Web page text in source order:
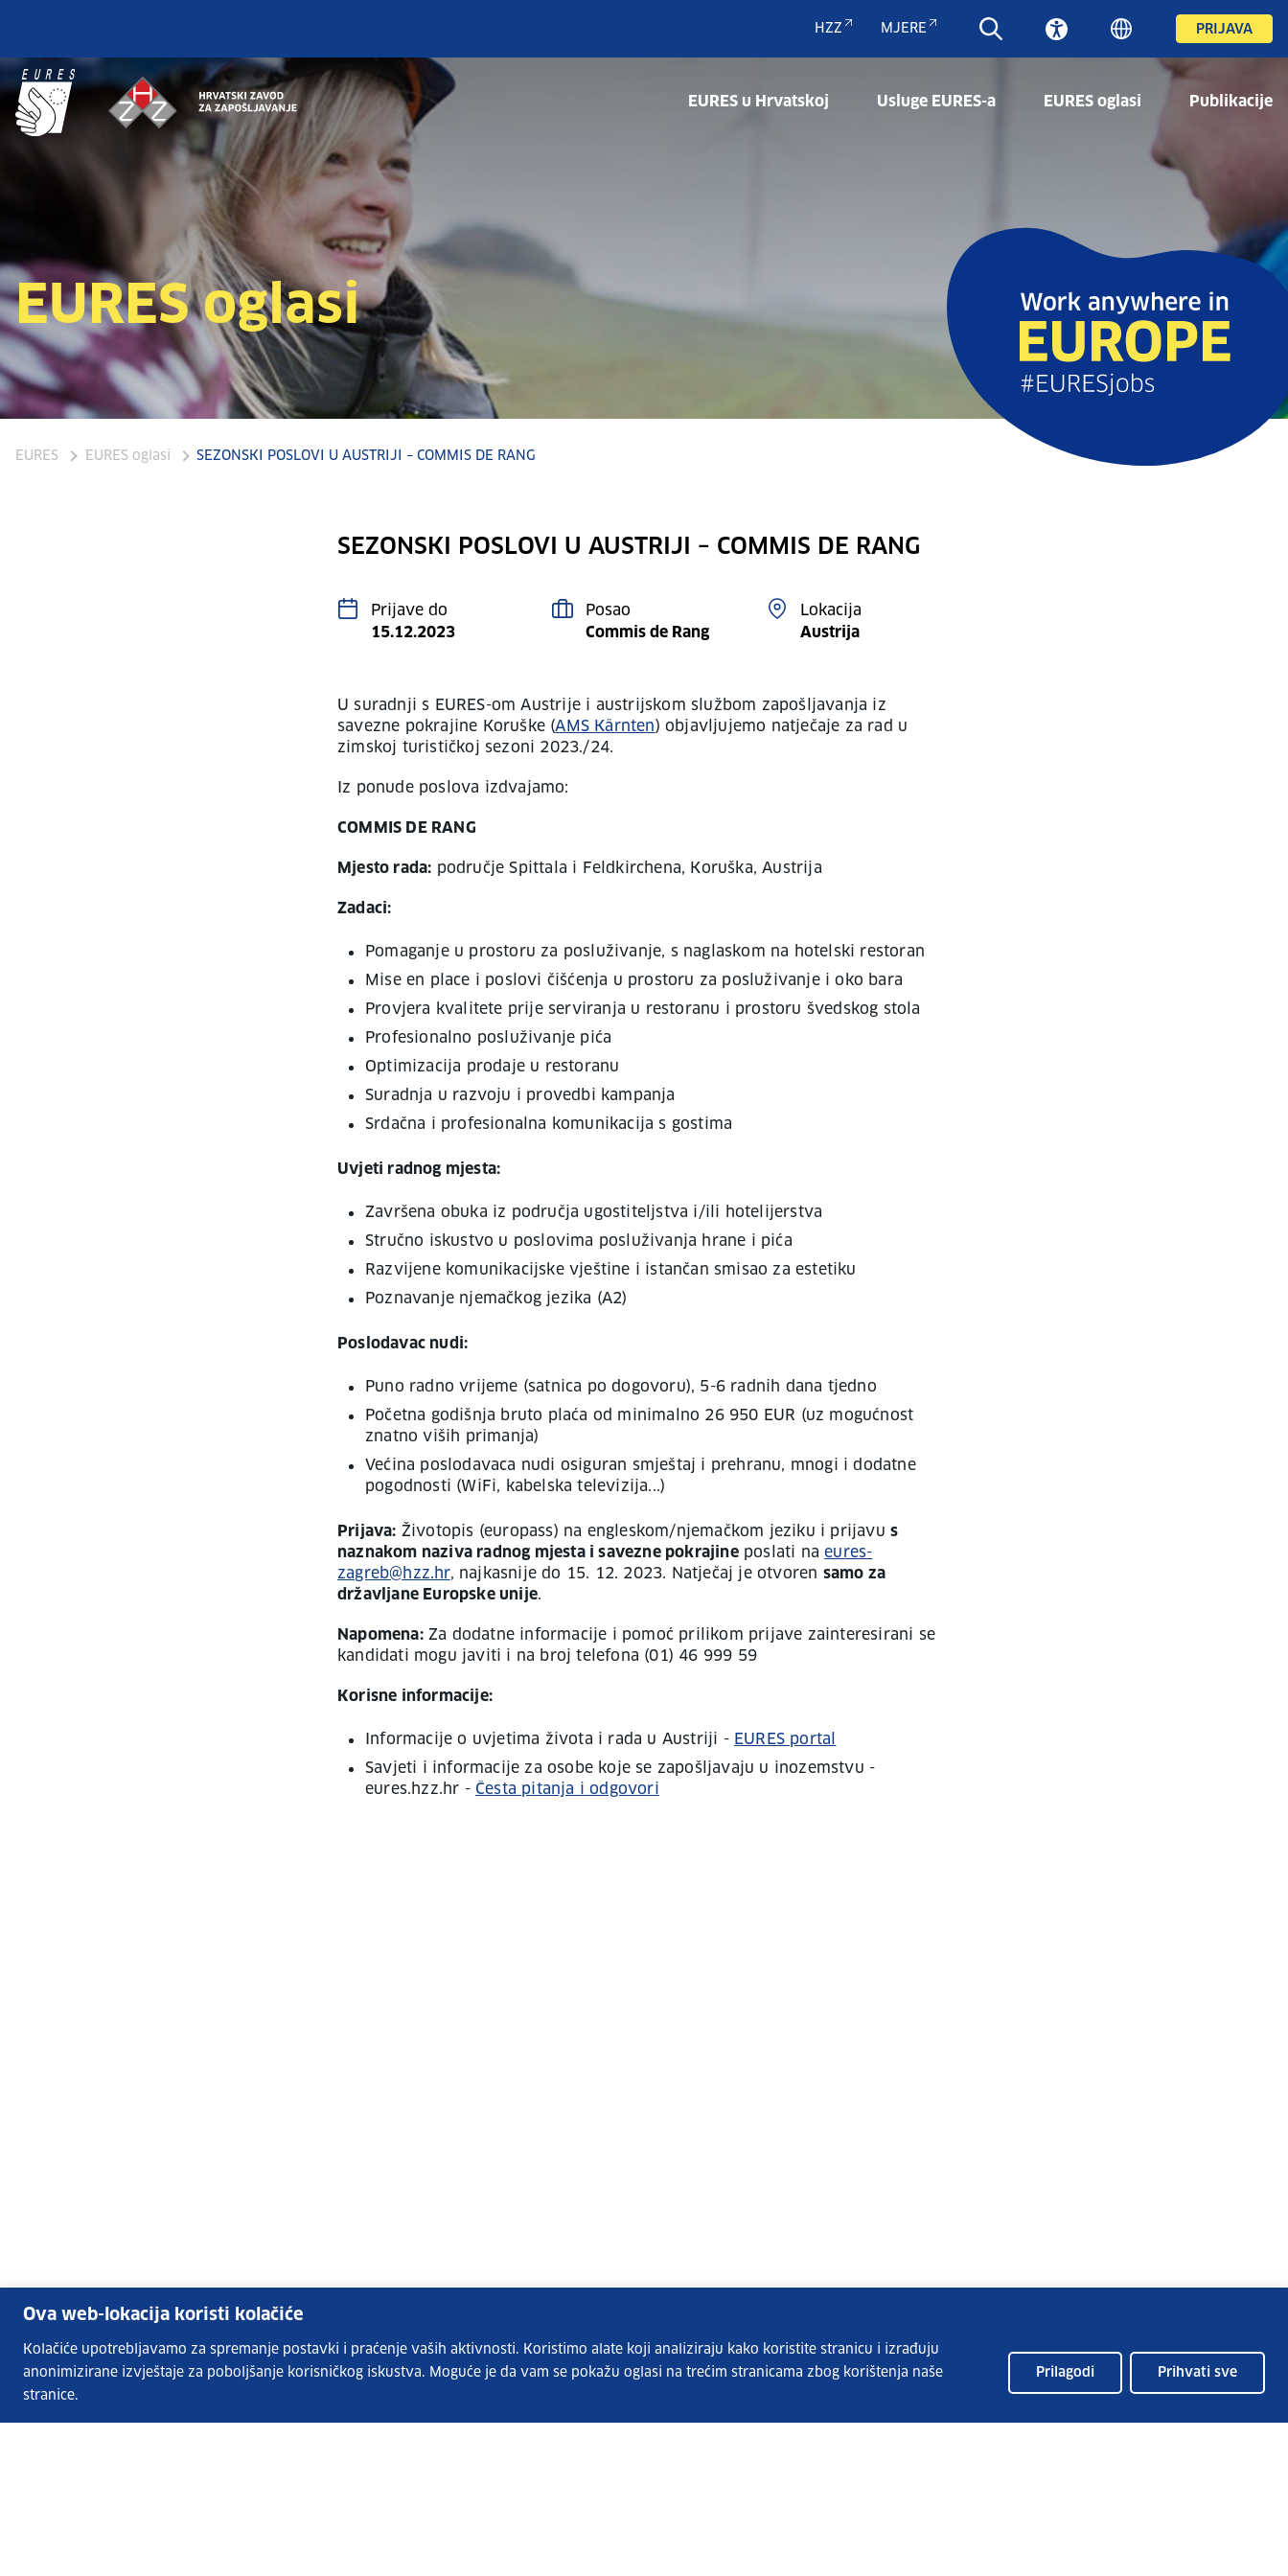
Ova web-lokacija koristi kolačiće
Kolačiće upotrebljavamo za spremanje postavki i praćenje vaših aktivnosti. Koristimo alate koji analiziraju kako koristite stranicu i izrađuju
anonimizirane izvještaje za poboljšanje korisničkog iskustva. Moguće je da vam se pokažu oglasi na trećim stranicama zbog korištenja naše
stranice.
Prilagodi Prihvati sve
HZZ MJERE PRIJAVA
EURES u Hrvatskoj Usluge EURES-a EURES oglasi Publikacije
EURES oglasi
EURES EURES oglasi SEZONSKI POSLOVI U AUSTRIJI – COMMIS DE RANG
SEZONSKI POSLOVI U AUSTRIJI – COMMIS DE RANG
Prijave do
15.12.2023
Posao
Commis de Rang
Lokacija
Austrija
U suradnji s EURES-om Austrije i austrijskom službom zapošljavanja iz
savezne pokrajine Koruške (AMS Kärnten) objavljujemo natječaje za rad u
zimskoj turističkoj sezoni 2023./24.
Iz ponude poslova izdvajamo:
COMMIS DE RANG
Mjesto rada: područje Spittala i Feldkirchena, Koruška, Austrija
Zadaci:
Pomaganje u prostoru za posluživanje, s naglaskom na hotelski restoran
Mise en place i poslovi čišćenja u prostoru za posluživanje i oko bara
Provjera kvalitete prije serviranja u restoranu i prostoru švedskog stola
Profesionalno posluživanje pića
Optimizacija prodaje u restoranu
Suradnja u razvoju i provedbi kampanja
Srdačna i profesionalna komunikacija s gostima
Uvjeti radnog mjesta:
Završena obuka iz područja ugostiteljstva i/ili hotelijerstva
Stručno iskustvo u poslovima posluživanja hrane i pića
Razvijene komunikacijske vještine i istančan smisao za estetiku
Poznavanje njemačkog jezika (A2)
Poslodavac nudi:
Puno radno vrijeme (satnica po dogovoru), 5-6 radnih dana tjedno
Početna godišnja bruto plaća od minimalno 26 950 EUR (uz mogućnost
znatno viših primanja)
Većina poslodavaca nudi osiguran smještaj i prehranu, mnogi i dodatne
pogodnosti (WiFi, kabelska televizija...)
Prijava: Životopis (europass) na engleskom/njemačkom jeziku i prijavus
naznakom naziva radnog mjesta i savezne pokrajineposlati naeures-
zagreb@hzz.hr, najkasnije do 15. 12. 2023. Natječaj je otvoren samo za
državljane Europske unije.
Napomena:Za dodatne informacije i pomoć prilikom prijave zainteresirani se
kandidati mogu javiti i na broj telefona (01) 46 999 59
Korisne informacije:
Informacije o uvjetima života i rada u Austriji - EURES portal
Savjeti i informacije za osobe koje se zapošljavaju u inozemstvu -
eures.hzz.hr - Česta pitanja i odgovori